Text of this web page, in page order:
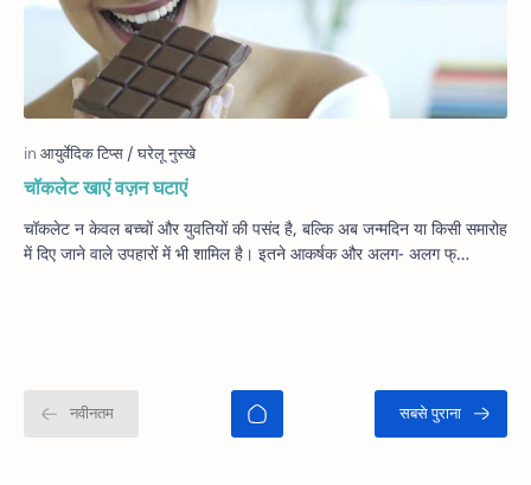
चॉकलेट खाएं वज़न घटाएं
चॉकलेट न केवल बच्चों और युवतियों की पसंद है, बल्कि अब जन्मदिन या किसी समारोह
में दिए जाने वाले उपहारों में भी शामिल है। इतने आकर्षक और अलग- अलग फ्…